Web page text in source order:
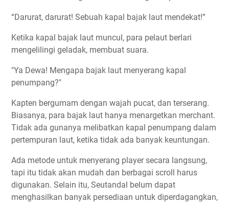
“Darurat, darurat! Sebuah kapal bajak laut mendekat!”
Ketika kapal bajak laut muncul, para pelaut berlari
mengelilingi geladak, membuat suara.
"Ya Dewa! Mengapa bajak laut menyerang kapal
penumpang?"
Kapten bergumam dengan wajah pucat, dan terserang.
Biasanya, para bajak laut hanya menargetkan merchant.
Tidak ada gunanya melibatkan kapal penumpang dalam
pertempuran laut, ketika tidak ada banyak keuntungan.
Ada metode untuk menyerang player secara langsung,
tapi itu tidak akan mudah dan berbagai scroll harus
digunakan. Selain itu, Seutandal belum dapat
menghasilkan banyak persediaan untuk diperdagangkan,